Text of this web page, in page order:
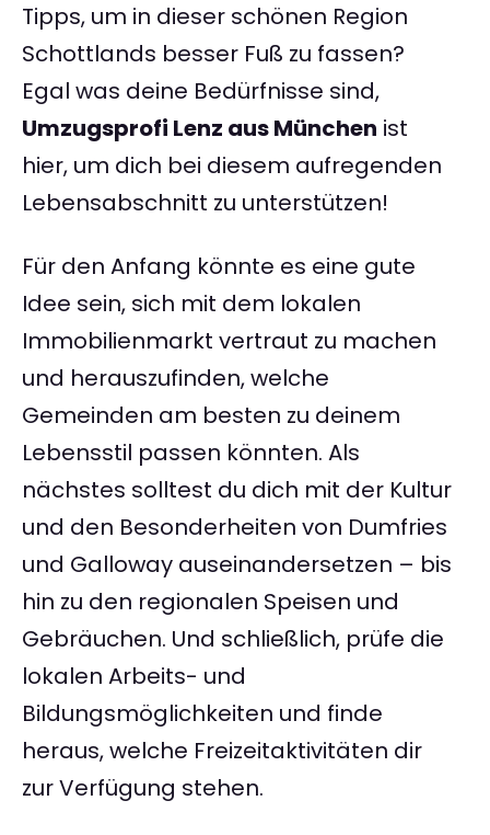
Tipps, um in dieser schönen Region
Schottlands besser Fuß zu fassen?
Egal was deine Bedürfnisse sind,
Umzugsprofi Lenz aus München ist
hier, um dich bei diesem aufregenden
Lebensabschnitt zu unterstützen!
Für den Anfang könnte es eine gute
Idee sein, sich mit dem lokalen
Immobilienmarkt vertraut zu machen
und herauszufinden, welche
Gemeinden am besten zu deinem
Lebensstil passen könnten. Als
nächstes solltest du dich mit der Kultur
und den Besonderheiten von Dumfries
und Galloway auseinandersetzen – bis
hin zu den regionalen Speisen und
Gebräuchen. Und schließlich, prüfe die
lokalen Arbeits- und
Bildungsmöglichkeiten und finde
heraus, welche Freizeitaktivitäten dir
zur Verfügung stehen.